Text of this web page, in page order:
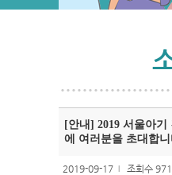
[안내] 2019 서울아
에 여러분을 초대합
2019-09-17 l 조회수